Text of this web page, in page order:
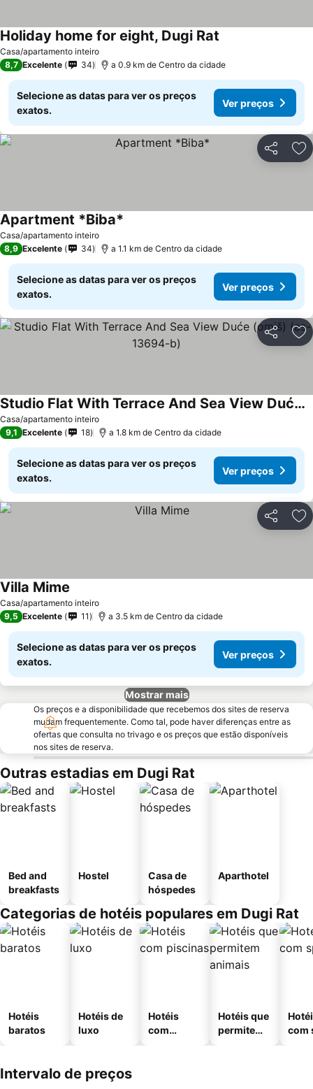
Casa/apartamento inteiro
Holiday home for eight, Dugi Rat
8,7 Excelente 34 a 0.9 km de Centro da cidade
Selecione as datas para ver os preços
exatos.
Ver preços
Partilhar
Casa/apartamento inteiro
Apartment *Biba*
8,9 Excelente 34 a 1.1 km de Centro da cidade
Selecione as datas para ver os preços
exatos.
Ver preços
Partilhar
Casa/apartamento inteiro
Studio Flat With Terrace And Sea View Duće (omiš) (as-13694-b)
9,1 Excelente 18 a 1.8 km de Centro da cidade
Selecione as datas para ver os preços
exatos.
Ver preços
Partilhar
Casa/apartamento inteiro
Villa Mime
9,5 Excelente 11 a 3.5 km de Centro da cidade
Selecione as datas para ver os preços
exatos.
Ver preços
Mostrar mais
Os preços e a disponibilidade que recebemos dos sites de reserva
mudam frequentemente. Como tal, pode haver diferenças entre as
ofertas que consulta no trivago e os preços que estão disponíveis
nos sites de reserva.
Outras estadias em Dugi Rat
Bed and
breakfasts
Hostel
Casa de
hóspedes
Aparthotel
Categorias de hotéis populares em Dugi Rat
Hotéis
baratos
Hotéis de
luxo
Hotéis
com
Hotéis que
permitem
com
Intervalo de preços